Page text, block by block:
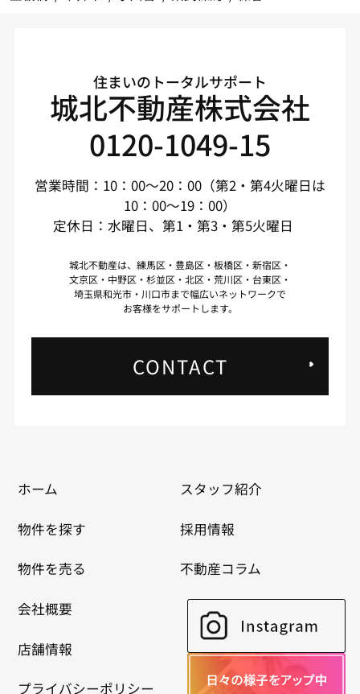
住まいのトータルサポート
城北不動産株式会社
0120-1049-15
営業時間：10：00～20：00（第2・第4火曜日は
10：00～19：00）
定休日：水曜日、第1・第3・第5火曜日
城北不動産は、練馬区・豊島区・板橋区・新宿区・
文京区・中野区・杉並区・北区・荒川区・台東区・
埼玉県和光市・川口市まで幅広いネットワークで
お客様をサポートします。
CONTACT
ホーム
物件を探す
物件を売る
会社概要
店舗情報
プライバシーポリシー
スタッフ紹介
採用情報
不動産コラム